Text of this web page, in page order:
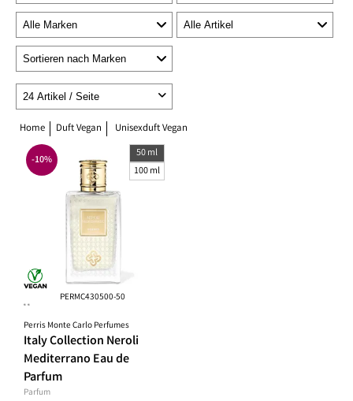
Home Duft Vegan Unisexduft Vegan
50 ml
100 ml
PERMC430500-50
**
Perris Monte Carlo Perfumes
Italy Collection Neroli
Mediterrano Eau de
Parfum
Parfum
-10%